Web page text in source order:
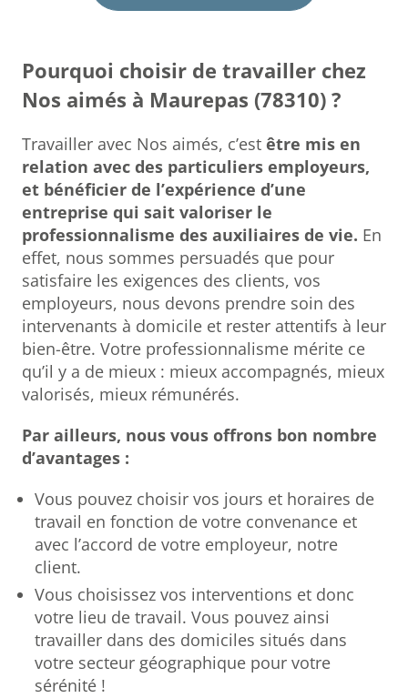
Pourquoi choisir de travailler chez
Nos aimés à Maurepas (78310) ?
Travailler avec Nos aimés, c’est être mis en
relation avec des particuliers employeurs,
et bénéficier de l’expérience d’une
entreprise qui sait valoriser le
professionnalisme des auxiliaires de vie. En
effet, nous sommes persuadés que pour
satisfaire les exigences des clients, vos
employeurs, nous devons prendre soin des
intervenants à domicile et rester attentifs à leur
bien-être. Votre professionnalisme mérite ce
qu’il y a de mieux : mieux accompagnés, mieux
valorisés, mieux rémunérés.
Par ailleurs, nous vous offrons bon nombre
d’avantages :
Vous pouvez choisir vos jours et horaires de
travail en fonction de votre convenance et
avec l’accord de votre employeur, notre
client.
Vous choisissez vos interventions et donc
votre lieu de travail. Vous pouvez ainsi
travailler dans des domiciles situés dans
votre secteur géographique pour votre
sérénité !